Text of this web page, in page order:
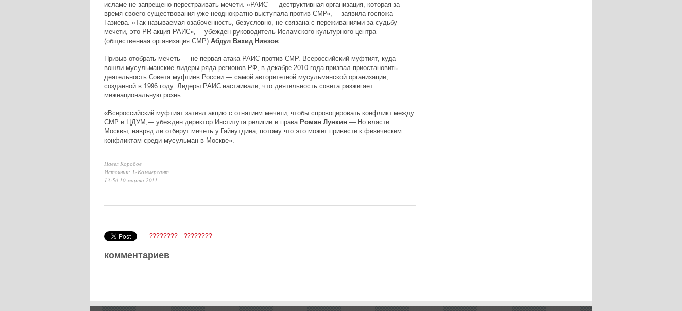
исламе не запрещено перестраивать мечети. «РАИС — деструктивная организация, которая за
время своего существования уже неоднократно выступала против СМР»,— заявила госпожа
Газиева. «Так называемая озабоченность, безусловно, не связана с переживаниями за судьбу
мечети, это PR-акция РАИС»,— убежден руководитель Исламского культурного центра
(общественная организация СМР) Абдул Вахид Ниязов.
Призыв отобрать мечеть — не первая атака РАИС против СМР. Всероссийский муфтият, куда
вошли мусульманские лидеры ряда регионов РФ, в декабре 2010 года призвал приостановить
деятельность Совета муфтиев России — самой авторитетной мусульманской организации,
созданной в 1996 году. Лидеры РАИС настаивали, что деятельность совета разжигает
межнациональную рознь.
«Всероссийский муфтият затеял акцию с отнятием мечети, чтобы спровоцировать конфликт между
СМР и ЦДУМ,— убежден директор Института религии и права Роман Лункин.— Но власти
Москвы, навряд ли отберут мечеть у Гайнутдина, потому что это может привести к физическим
конфликтам среди мусульман в Москве».
Павел Коробов
Источник: Ъ-Коммерсант
13:50 10 марта 2011
???????? ????????
комментариев